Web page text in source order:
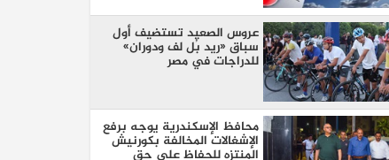
عروس الصعيد تستضيف أول
سباق «ريد بُل لف ودوران»
للدراجات في مصر
محافظ الإسكندرية يوجه برفع
الإشغالات المخالفة بكورنيش
المنتزه للحفاظ على حق